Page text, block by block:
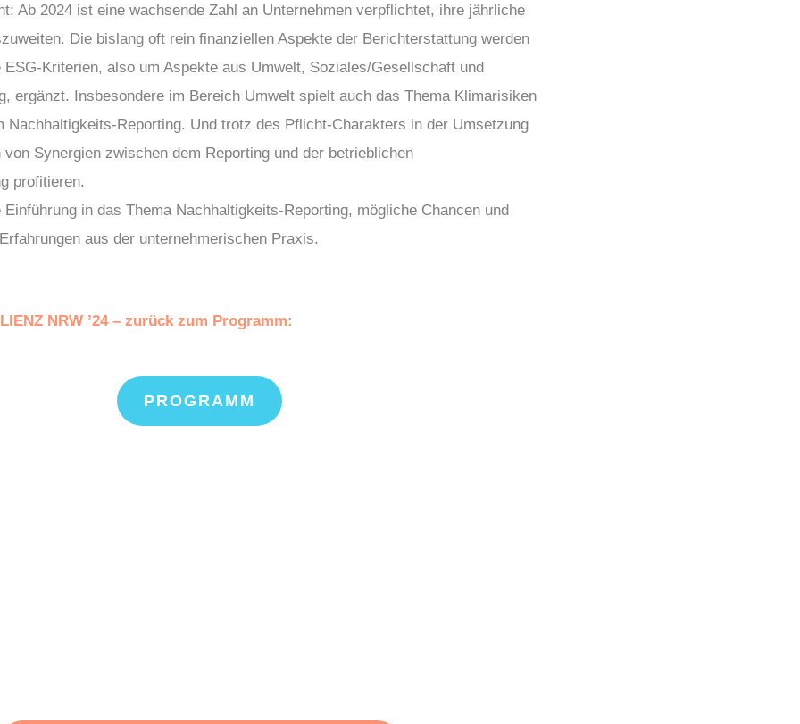
Ab 2024 ist eine wachsende Zahl an Unternehmen verpflichtet, ihre jährliche
Die bislang oft rein finanziellen Aspekte der Berichterstattung werden
ESG-Kriterien, also um Aspekte aus Umwelt, Soziales/Gesellschaft und
ergänzt. Insbesondere im Bereich Umwelt spielt auch das Thema Klimarisiken
Nachhaltigkeits-Reporting. Und trotz des Pflicht-Charakters in der Umsetzung
von Synergien zwischen dem Reporting und der betrieblichen
profitieren.
in das Thema Nachhaltigkeits-Reporting, mögliche Chancen und
aus der unternehmerischen Praxis.
NRW ’24 – zurück zum Programm:
PROGRAMM